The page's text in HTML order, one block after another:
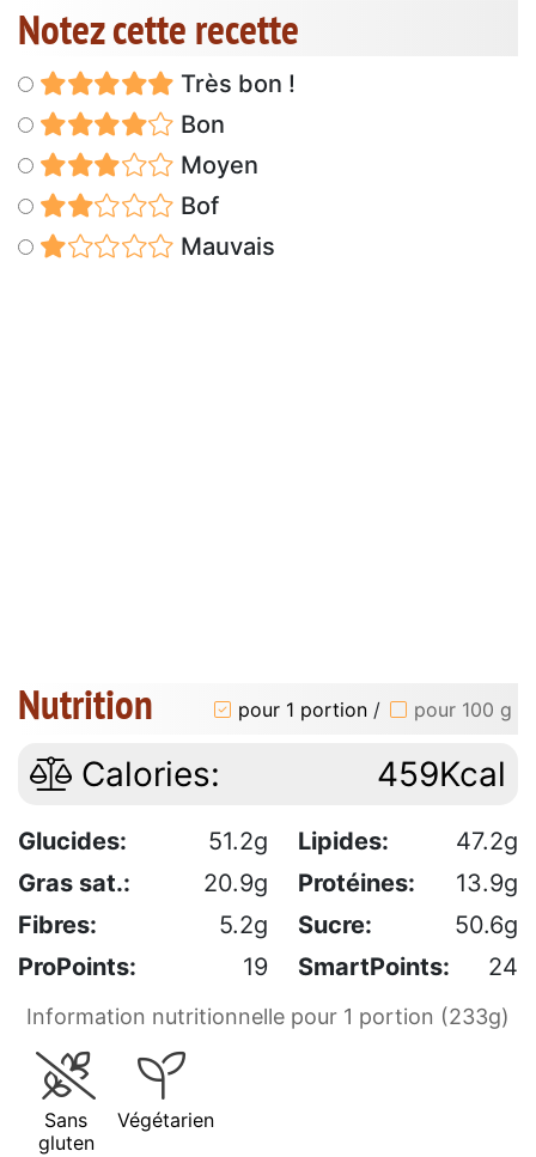
Notez cette recette
Très bon !
Bon
Moyen
Bof
Mauvais
Nutrition pour 1 portion / pour 100 g
Calories: 459Kcal
Glucides: 51.2g Lipides:
47.2g
Gras sat.:
20.9g Protéines:
13.9g
Fibres:
5.2g Sucre:
50.6g
ProPoints:
19 SmartPoints: 24
Information nutritionnelle pour 1 portion (233g)
Sans
gluten
Végétarien